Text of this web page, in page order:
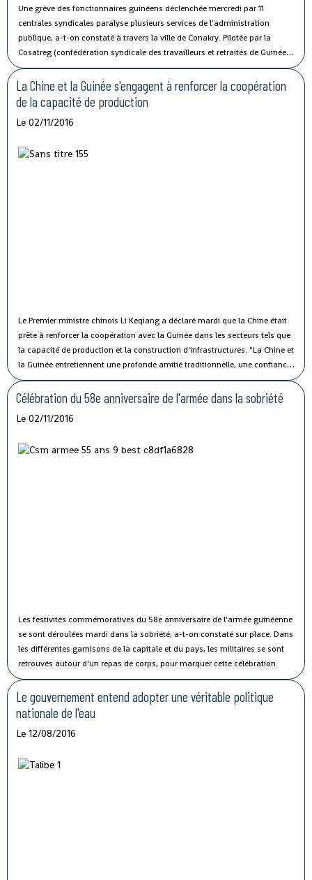
Une grève des fonctionnaires guinéens déclenchée mercredi par 11
centrales syndicales paralyse plusieurs services de l'administration
publique, a-t-on constaté à travers la ville de Conakry. Pilotée par la
Cosatreg (confédération syndicale des travailleurs et retraités de Guinée)
et 10 centrales syndicales, la grève générale d'avertissement de 7 jours
vise à protester contre les mauvaises conditions de vie et de travail des
fonctionnaires du secteur public.
La Chine et la Guinée s'engagent à renforcer la coopération
de la capacité de production
Le 02/11/2016
Le Premier ministre chinois Li Keqiang a déclaré mardi que la Chine était
prête à renforcer la coopération avec la Guinée dans les secteurs tels que
la capacité de production et la construction d'infrastructures. "La Chine et
la Guinée entretiennent une profonde amitié traditionnelle, une confiance
politique solide et une coopération fructueuse", a affirmé M. Li lors de sa
rencontre avec le président guinéen Alpha Condé à Beijing.
Célébration du 58e anniversaire de l'armée dans la sobriété
Le 02/11/2016
Les festivités commémoratives du 58e anniversaire de l'armée guinéenne
se sont déroulées mardi dans la sobriété, a-t-on constaté sur place. Dans
les différentes garnisons de la capitale et du pays, les militaires se sont
retrouvés autour d'un repas de corps, pour marquer cette célébration.
Le gouvernement entend adopter une véritable politique
nationale de l'eau
Le 12/08/2016